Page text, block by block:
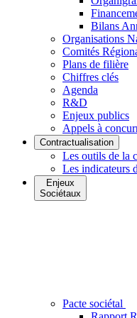
Bilans
Organisations
Comités
Plans de filière
Chiffres clés
Agenda
R&D
Enjeux publics
Appels à
Contractualisation
Les outils de la
Les indicateurs
Enjeux
Sociétaux
Pacte sociétal